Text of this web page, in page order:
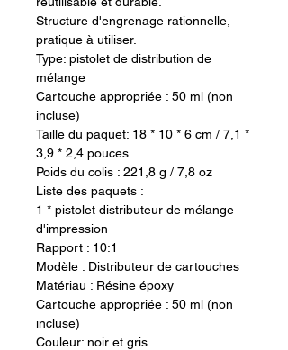
Structure d'engrenage rationnelle,
pratique à utiliser.
Type: pistolet de distribution de
mélange
Cartouche appropriée : 50 ml (non
incluse)
Taille du paquet: 18 * 10 * 6 cm / 7,1 *
3,9 * 2,4 pouces
Poids du colis : 221,8 g / 7,8 oz
Liste des paquets :
1 * pistolet distributeur de mélange
d'impression
Rapport : 10:1
Modèle : Distributeur de cartouches
Matériau : Résine époxy
Cartouche appropriée : 50 ml (non
incluse)
Couleur: noir et gris